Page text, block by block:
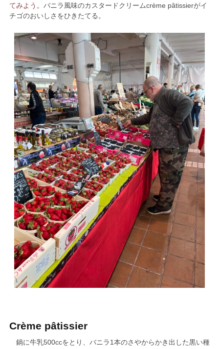
てみよう 。バニラ風味のカスタードクリームcrème pâtissierがイ
チゴのおいしさをひきたてる。
Crème pâtissier
鍋に牛乳500ccをとり、バニラ1本のさやからかき出した黒い種